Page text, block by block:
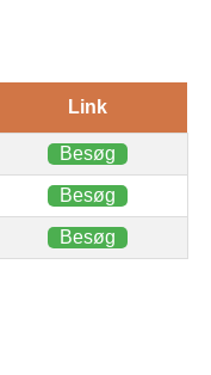
Link
Besøg
Besøg
Besøg